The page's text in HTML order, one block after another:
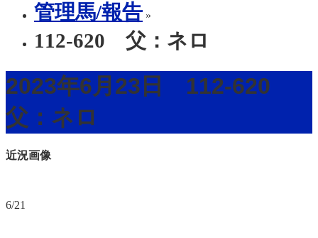
管理馬/報告 »
112-620 父：ネロ
2023年6月23日 112-620
父：ネロ
近況画像
6/21